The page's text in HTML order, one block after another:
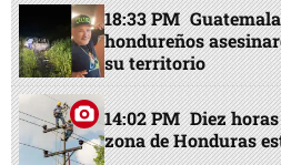
18:33 PM
hondureños
su territorio
14:02 PM Diez
zona de Honduras